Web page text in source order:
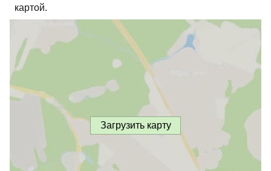
картой.
Загрузить карту